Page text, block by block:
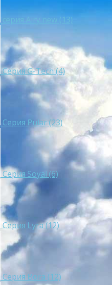
серия Airy new (13)
Серия G-Tech (4)
Серия Pular (23)
Cерия Soyal (6)
Серия Lyra (12)
Серия Bora (12)